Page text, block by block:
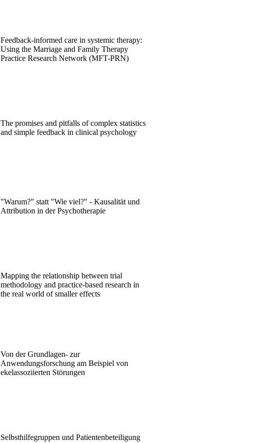
Feedback-informed care in systemic therapy:
Using the Marriage and Family Therapy
Practice Research Network (MFT-PRN)
The promises and pitfalls of complex statistics
and simple feedback in clinical psychology
"Warum?" statt "Wie viel?" - Kausalität und
Attribution in der Psychotherapie
Mapping the relationship between trial
methodology and practice-based research in
the real world of smaller effects
Von der Grundlagen- zur
Anwendungsforschung am Beispiel von
ekelassoziierten Störungen
Selbsthilfegruppen und Patientenbeteiligung